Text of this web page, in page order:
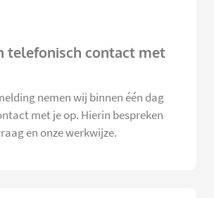
telefonisch contact met
nemen wij binnen één dag
met je op. Hierin bespreken
en onze werkwijze.